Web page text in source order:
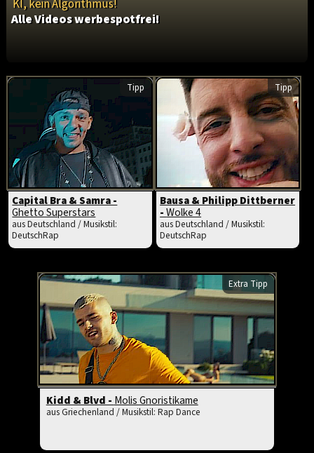
KI, kein Algorithmus!
Alle Videos werbespotfrei!
Tipp
Capital Bra & Samra -
Ghetto Superstars
aus Deutschland / Musikstil:
DeutschRap
Tipp
Bausa & Philipp Dittberner
-Wolke 4
aus Deutschland / Musikstil:
DeutschRap
Extra Tipp
Kidd & Blvd - Molis Gnoristikame
aus Griechenland / Musikstil: Rap Dance